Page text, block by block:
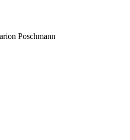
Poschmann